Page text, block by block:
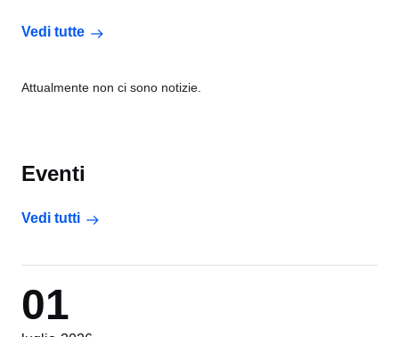
Vedi tutte
Attualmente non ci sono notizie.
Eventi
Vedi tutti
01